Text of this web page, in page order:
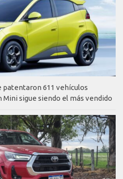
patentaron 611 vehículos
sigue siendo el más vendido